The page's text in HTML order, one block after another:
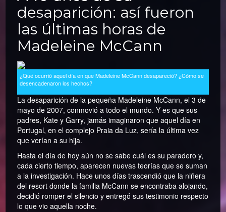
desaparición: así fueron
las últimas horas de
Madeleine McCann
¿Qué ocurrió aquel día en que Madeleine McCann desapareció? ¿Cómo se
desencadenaron los hechos?
La desaparición de la pequeña Madeleine McCann, el 3 de
mayo de 2007, conmovió a todo el mundo. Y es que sus
padres, Kate y Garry, jamás imaginaron que aquel día en
Portugal, en el complejo Praia da Luz, sería la última vez
que verían a su hija.
Hasta el día de hoy aún no se sabe cuál es su paradero y,
cada cierto tiempo, aparecen nuevas teorías que se suman
a la investigación. Hace unos días trascendió que la niñera
del resort donde la familia McCann se encontraba alojando,
decidió romper el silencio y entregó sus testimonio respecto
lo que vio aquella noche.